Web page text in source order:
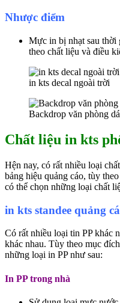
Nhược điểm
Mực in bị nhạt sau thời
theo chất liệu và điều
in kts decal ngoài trời
Backdrop văn phòng
Chất liệu in kts
Hện nay, có rất nhiều loại
bảng hiệu quảng cáo, tùy
có thể chọn những loại chất
in kts standee quảng
Có rất nhiều loại tin PP khác
khác nhau. Tùy theo mục
những loại in PP như sau:
In PP trong nhà